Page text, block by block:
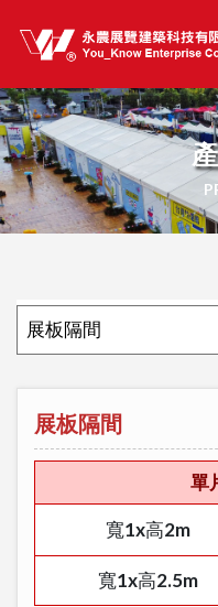
展板隔間
單
寬1x高2m
寬1x高2.5m